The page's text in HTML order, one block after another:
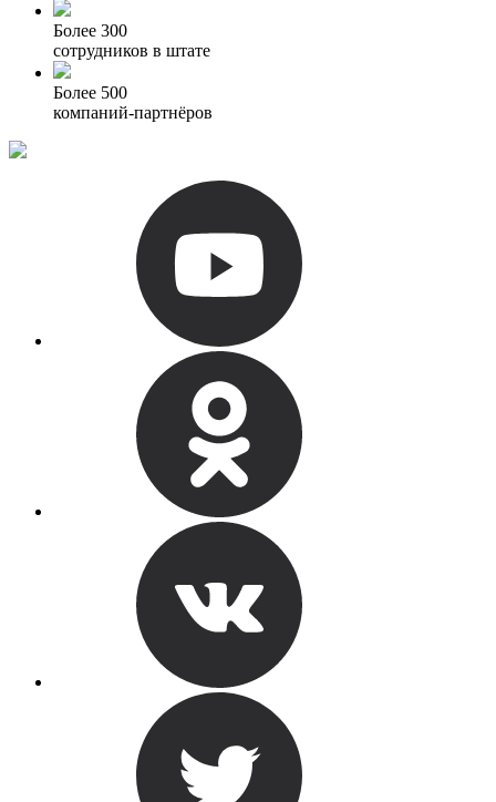
Более 300
сотрудников в штате
Более 500
компаний-партнёров